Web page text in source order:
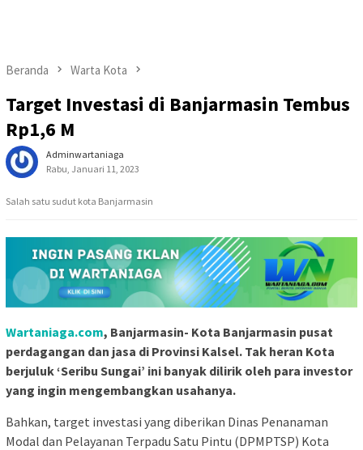
Beranda Warta Kota
Target Investasi di Banjarmasin Tembus
Rp1,6 M
Adminwartaniaga
Rabu, Januari 11, 2023
Salah satu sudut kota Banjarmasin
Wartaniaga.com, Banjarmasin- Kota Banjarmasin pusat
perdagangan dan jasa di Provinsi Kalsel. Tak heran Kota
berjuluk ‘Seribu Sungai’ ini banyak dilirik oleh para investor
yang ingin mengembangkan usahanya.
Bahkan, target investasi yang diberikan Dinas Penanaman
Modal dan Pelayanan Terpadu Satu Pintu (DPMPTSP) Kota